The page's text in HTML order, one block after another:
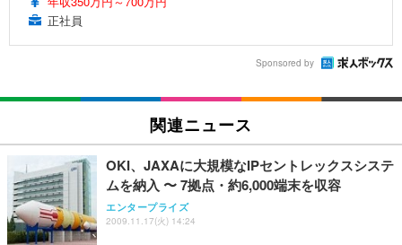
正社員
Sponsored by
関連ニュース
OKI、JAXAに大規模なIPセントレックスシステ
ムを納入 〜 7拠点・約6,000端末を収容
エンタープライズ
2009.11.17(火) 14:24